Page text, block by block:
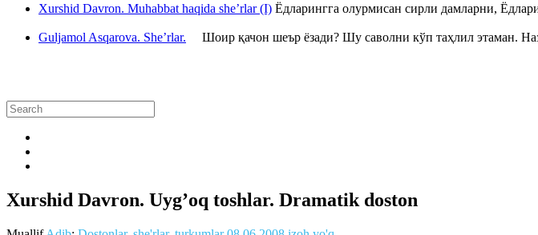
Xurshid Davron. Muhabbat haqida she’rlar (I) Ёдларингга олурмисан сирли дамларни,
Guljamol Asqarova. She’rlar. Шоир қачон шеър ёзади? Шу саволни кўп таҳлил этаман.
Xurshid Davron. Uyg’oq toshlar. Dramatik doston